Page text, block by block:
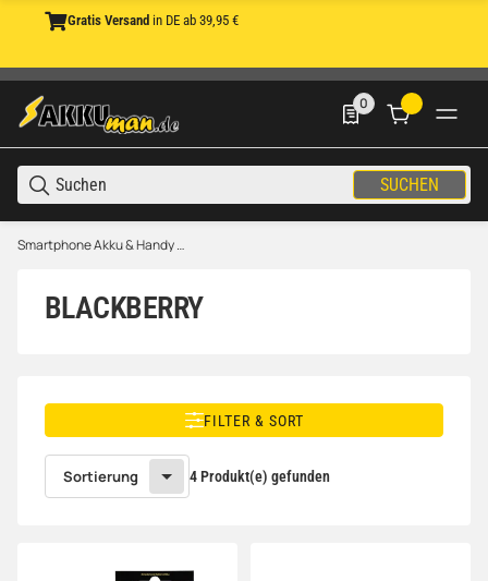
Gratis Versand in DE ab 39,95 €
SUCHEN
0
0 Produkte in der
Smartphone Akku & Handy Akku
BLACKBERRY
FILTER & SORT
Sortierung 4 Produkt(e) gefunden